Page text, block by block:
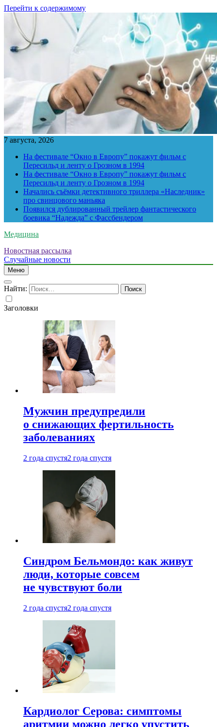
Перейти к содержимому
7 августа, 2026
На фестивале “Окно в Европу” покажут фильм с
Пересильд и ленту о Грозном в 1994
На фестивале “Окно в Европу” покажут фильм с
Пересильд и ленту о Грозном в 1994
Начались съёмки детективного триллера «Наследник»
про свинцового маньяка
Появился дублированный трейлер фантастического
боевика “Надежда” с Фассбендером
Медицина
Новостная рассылка
Случайные новости
Меню
Найти:
Заголовки
Мужчин предупредили
о снижающих фертильность
заболеваниях
2 года спустя2 года спустя
Синдром Бельмондо: как живут
люди, которые совсем
не чувствуют боли
2 года спустя2 года спустя
Кардиолог Серова: симптомы
аритмии можно легко упустить